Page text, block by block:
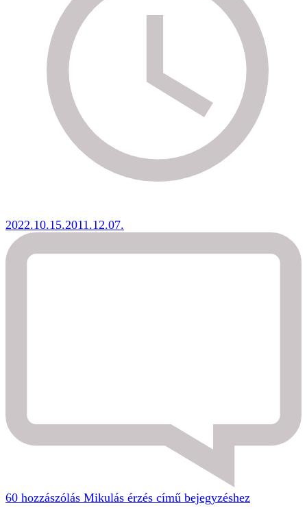
2022.10.15.2011.12.07.
60 hozzászólás Mikulás érzés című bejegyzéshez